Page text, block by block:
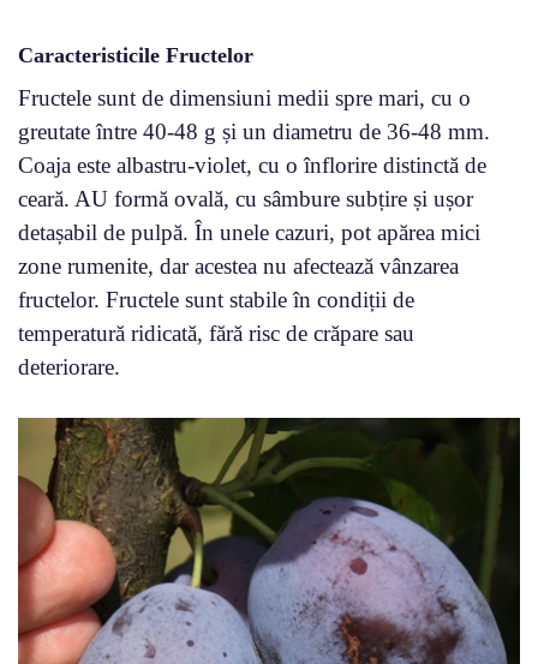
Caracteristicile Fructelor
Fructele sunt de dimensiuni medii spre mari, cu o
greutate între 40-48 g și un diametru de 36-48 mm.
Coaja este albastru-violet, cu o înflorire distinctă de
ceară. AU formă ovală, cu sâmbure subțire și ușor
detașabil de pulpă. În unele cazuri, pot apărea mici
zone rumenite, dar acestea nu afectează vânzarea
fructelor. Fructele sunt stabile în condiții de
temperatură ridicată, fără risc de crăpare sau
deteriorare.